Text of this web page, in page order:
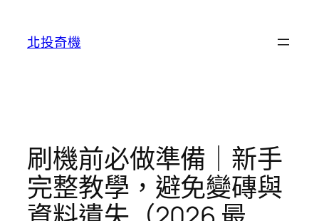
北投奇機
刷機前必做準備｜新手
完整教學，避免變磚與